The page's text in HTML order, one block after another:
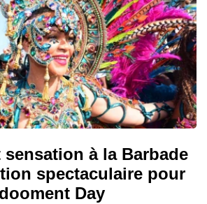
à la Barbade
spectaculaire pour
Day